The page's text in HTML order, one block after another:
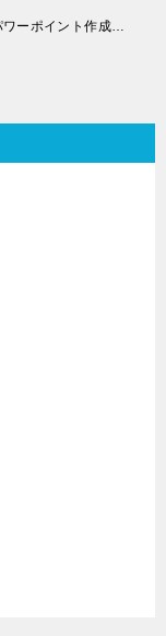
営業資料 パワーポイント作成代行